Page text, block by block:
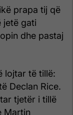
prapa tij që
jetë gati
dhe pastaj
lojtar të tillë:
Declan Rice.
tjetër i tillë
Martin